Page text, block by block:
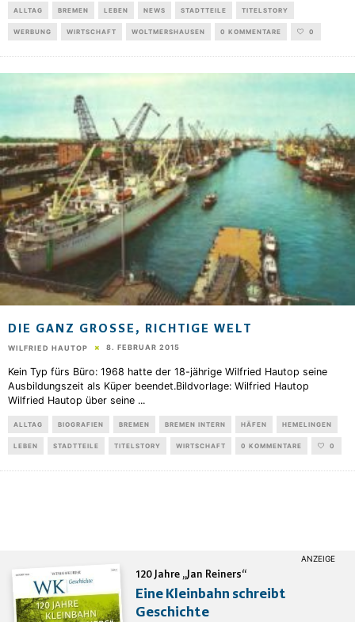
ALLTAG BREMEN LEBEN NEWS STADTTEILE TITELSTORY
WERBUNG WIRTSCHAFT WOLTMERSHAUSEN 0 KOMMENTARE 0
DIE GANZ GROSSE, RICHTIGE WELT
WILFRIED HAUTOP 8. FEBRUAR 2015
Kein Typ fürs Büro: 1968 hatte der 18-jährige Wilfried Hautop seine
Ausbildungszeit als Küper beendet.Bildvorlage: Wilfried Hautop
Wilfried Hautop über seine ...
ALLTAG BIOGRAFIEN BREMEN BREMEN INTERN HÄFEN HEMELINGEN
LEBEN STADTTEILE TITELSTORY WIRTSCHAFT 0 KOMMENTARE 0
120 Jahre „Jan Reiners“
Eine Kleinbahn schreibt
Geschichte